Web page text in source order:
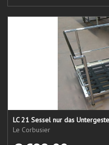
LC 21 Sessel nur das
Le Corbusier